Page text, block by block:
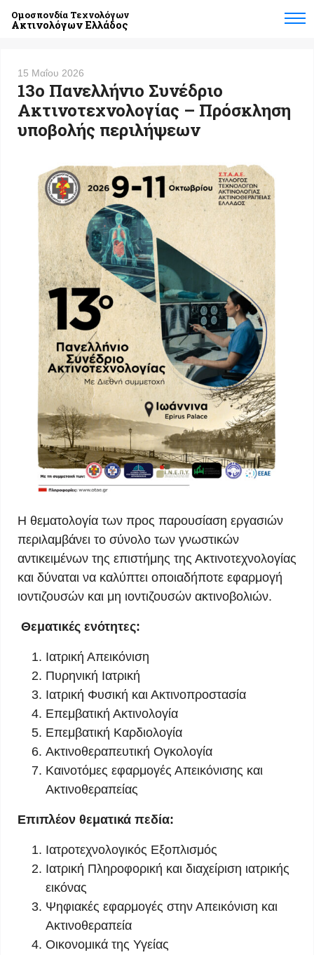
Ομοσπονδία Τεχνολόγων
Ακτινολόγων Ελλάδος
15 Μαΐου 2026
13ο Πανελλήνιο Συνέδριο
Ακτινοτεχνολογίας – Πρόσκληση
υποβολής περιλήψεων
Η θεματολογία των προς παρουσίαση εργασιών
περιλαμβάνει το σύνολο των γνωστικών
αντικειμένων της επιστήμης της Ακτινοτεχνολογίας
και δύναται να καλύπτει οποιαδήποτε εφαρμογή
ιοντιζουσών και μη ιοντιζουσών ακτινοβολιών.
Θεματικές ενότητες:
Ιατρική Απεικόνιση
Πυρηνική Ιατρική
Ιατρική Φυσική και Ακτινοπροστασία
Επεμβατική Ακτινολογία
Επεμβατική Καρδιολογία
Ακτινοθεραπευτική Ογκολογία
Καινοτόμες εφαρμογές Απεικόνισης και
Ακτινοθεραπείας
Επιπλέον θεματικά πεδία:
Ιατροτεχνολογικός Εξοπλισμός
Ιατρική Πληροφορική και διαχείριση ιατρικής
εικόνας
Ψηφιακές εφαρμογές στην Απεικόνιση και
Ακτινοθεραπεία
Οικονομικά της Υγείας